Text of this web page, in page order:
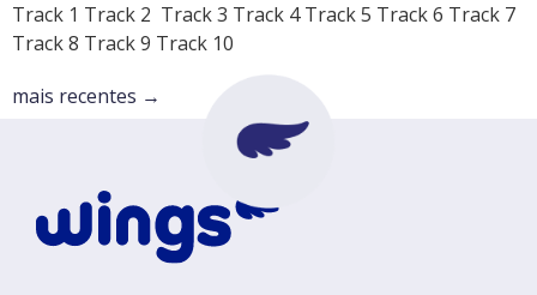
Track 1 Track 2 Track 3 Track 4 Track 5 Track 6 Track 7
Track 8 Track 9 Track 10
mais recentes →